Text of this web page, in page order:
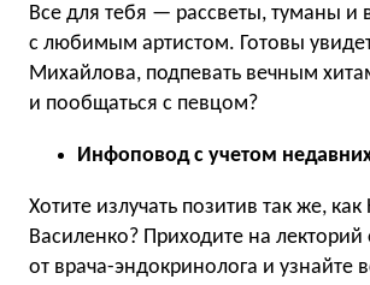
Все для тебя — рассветы, туманы и
с любимым артистом. Готовы
Михайлова, подпевать вечным
и пообщаться с певцом?
Инфоповод с учетом
Хотите излучать позитив так же,
Василенко? Приходите на
от врача-эндокринолога и узнайте